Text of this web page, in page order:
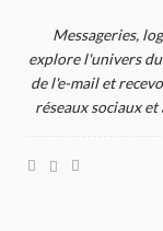
Messageries,
explore l'univers
de l'e-mail et
réseaux sociaux